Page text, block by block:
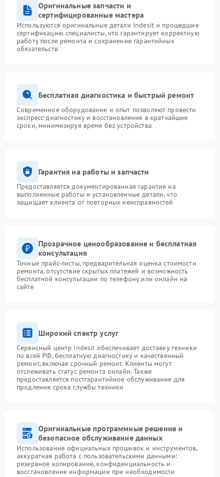
Оригинальные запчасти и
сертифицированные мастера
Используются оригинальные детали Indesit и прошедшие
сертификацию специалисты, что гарантирует корректную
работу после ремонта и сохранение гарантийных
обязательств
Бесплатная диагностика и быстрый ремонт
Современное оборудование и опыт позволяют провести
экспресс-диагностику и восстановление в кратчайшие
сроки, минимизируя время без устройства
Гарантия на работы и запчасти
Предоставляется документированная гарантия на
выполненные работы и установленные детали, что
защищает клиента от повторных неисправностей
Прозрачное ценообразование и бесплатная
консультация
Точные прайс-листы, предварительная оценка стоимости
ремонта, отсутствие скрытых платежей и возможность
бесплатной консультации по телефону или онлайн на
сайте
Широкий спектр услуг
Сервисный центр Indesit обеспечивает доставку техники
по всей РФ, бесплатную диагностику и качественный
ремонт, включая срочный ремонт. Клиенты могут
отслеживать статус ремонта онлайн. Также
предоставляется постгарантийное обслуживание для
продления срока службы техники
Оригинальные программные решение и
безопасное обслуживание данных
Использование официальных прошивок и инструментов,
аккуратная работа с пользовательскими данными:
резервное копирование, конфиденциальность и
восстановление информации при необходимости